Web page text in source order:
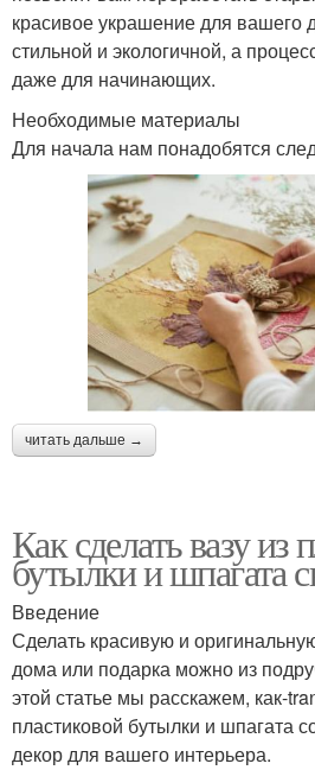
красивое украшение для вашего
стильной и экологичной, а
даже для начинающих.
Необходимые материалы
Для начала нам понадобятся
читать дальше →
Как сделать вазу из
бутылки и шпагата
Введение
Сделать красивую и
дома или подарка можно из
этой статье мы расскажем, как-
пластиковой бутылки и шпагата
декор для вашего интерьера.